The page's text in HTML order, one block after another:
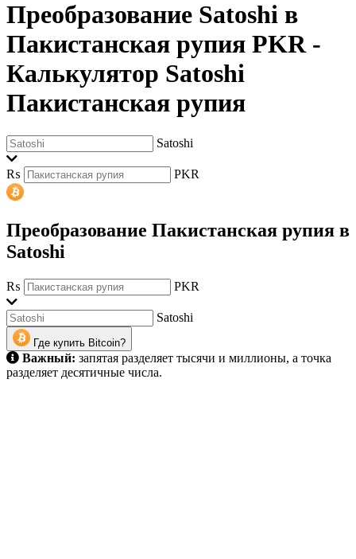
Преобразование Satoshi в
Пакистанская рупия PKR-
Калькулятор Satoshi
Пакистанская рупия
Satoshi
₨ PKR
Преобразование Пакистанская рупия в
Satoshi
₨ PKR
Satoshi
Где купить Bitcoin?
Важный: запятая разделяет тысячи и миллионы, а точка
разделяет десятичные числа.